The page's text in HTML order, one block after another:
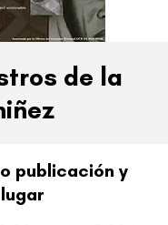
de la
publicación y
lugar